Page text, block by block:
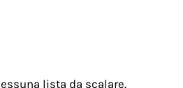
lista da scalare.